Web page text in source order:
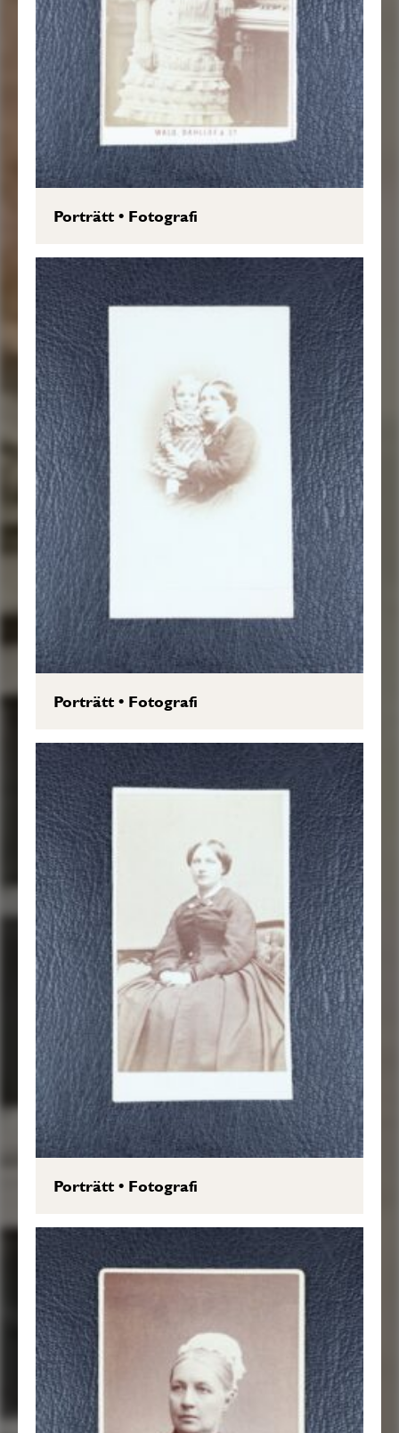
Porträtt• Fotografi
Porträtt• Fotografi
Porträtt• Fotografi